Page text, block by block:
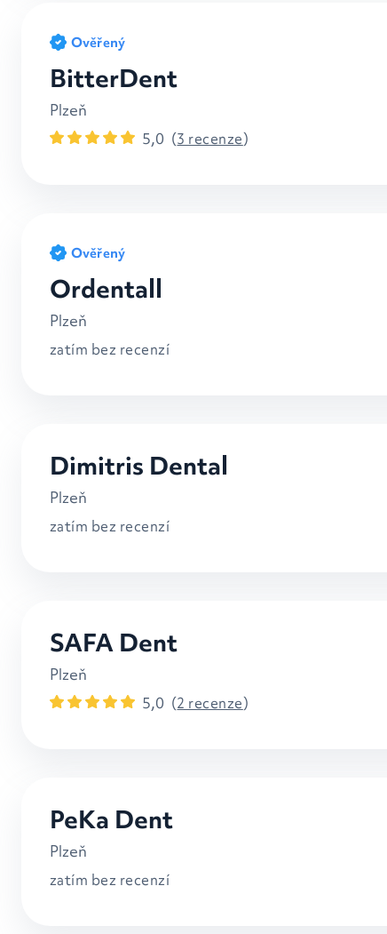
Ověřený
BitterDent
Plzeň
5,0 (3 recenze)
Ověřený
Ordentall
Plzeň
zatím bez recenzí
Dimitris Dental
Plzeň
zatím bez recenzí
SAFA Dent
Plzeň
5,0 (2 recenze)
PeKa Dent
Plzeň
zatím bez recenzí